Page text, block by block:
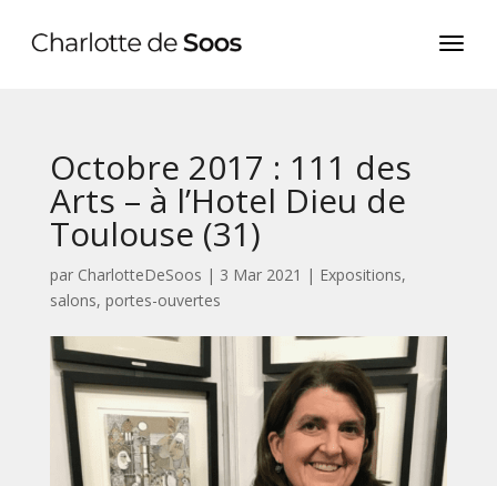
Octobre 2017 : 111 des
Arts – à l’Hotel Dieu de
Toulouse (31)
par CharlotteDeSoos | 3 Mar 2021 | Expositions,
salons, portes-ouvertes